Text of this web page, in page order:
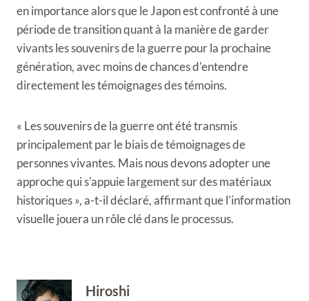
en importance alors que le Japon est confronté à une
période de transition quant à la manière de garder
vivants les souvenirs de la guerre pour la prochaine
génération, avec moins de chances d'entendre
directement les témoignages des témoins.
« Les souvenirs de la guerre ont été transmis
principalement par le biais de témoignages de
personnes vivantes. Mais nous devons adopter une
approche qui s'appuie largement sur des matériaux
historiques », a-t-il déclaré, affirmant que l'information
visuelle jouera un rôle clé dans le processus.
Hiroshi